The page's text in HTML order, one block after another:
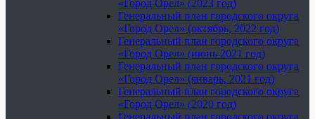
«Город Орел» (2023 год)
Генеральный план городского округа
«Город Орел» (октябрь, 2022 год)
Генеральный план городского округа
«Город Орел» (июнь 2021 год)
Генеральный план городского округа
«Город Орел» (январь, 2021 год)
Генеральный план городского округа
«Город Орел» (2020 год)
Генеральный план городского округа